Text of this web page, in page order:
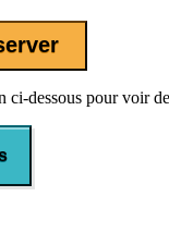
ci-dessous pour voir